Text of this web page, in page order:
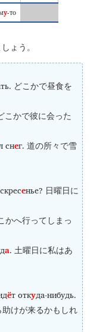
у-то
ょう。
どこかで昼食を
こかで彼に会った
снег. 道の所々で雪
енье? 日曜日に
かへ行ってしまっ
а. 土曜日に私はあ
ёт откуда-нибудь.
けが来るかもしれ